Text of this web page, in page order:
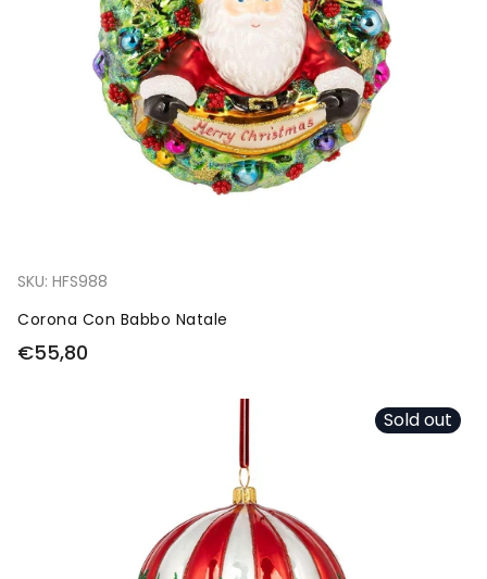
SKU: HFS988
Corona Con Babbo Natale
€55,80
Sold out